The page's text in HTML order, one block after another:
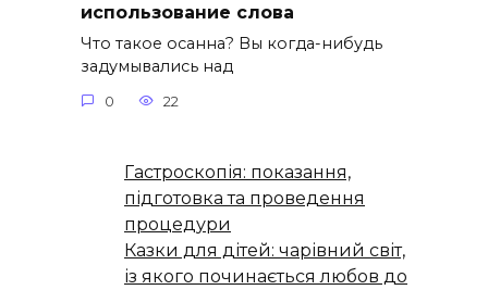
использование слова
Что такое осанна? Вы когда-нибудь
задумывались над
0 22
Гастроскопія: показання,
підготовка та проведення
процедури
Казки для дітей: чарівний світ,
із якого починається любов до